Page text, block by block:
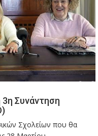
Συνάντηση
Σχολείων που θα